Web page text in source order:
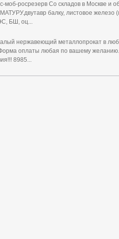
росрезерв Со складов в Москве и
балку, листовое железо
БШ, оц...
нержавеющий металлопрокат в
оплаты любая по вашему
8985...